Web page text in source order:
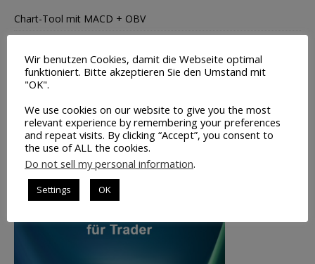
Chart-Tool mit MACD + OBV
Tipps zur Broker-Wahl
Leerverkäufe – Institutionelle
Insider-Handel Transaktionen
Saisonale Charts
TOP-BUCHTIPP
Wir benutzen Cookies, damit die Webseite optimal
funktioniert. Bitte akzeptieren Sie den Umstand mit
"OK".
We use cookies on our website to give you the most
relevant experience by remembering your preferences
and repeat visits. By clicking “Accept”, you consent to
the use of ALL the cookies.
Do not sell my personal information.
Settings OK